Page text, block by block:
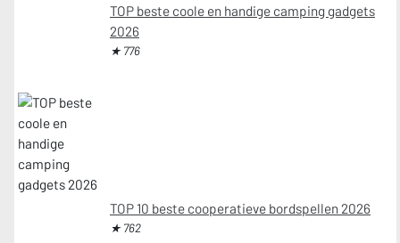
TOP beste coole en handige camping gadgets
2026
★ 776
TOP 10 beste cooperatieve bordspellen 2026
★ 762